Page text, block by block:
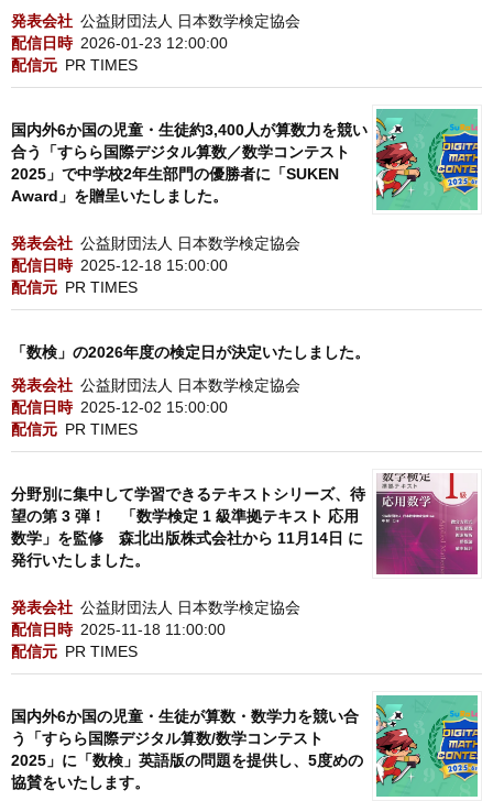
発表会社 公益財団法人 日本数学検定協会
配信日時 2026-01-23 12:00:00
配信元 PR TIMES
国内外6か国の児童・生徒約3,400人が算数力を競い
合う「すらら国際デジタル算数／数学コンテスト
2025」で中学校2年生部門の優勝者に「SUKEN
Award」を贈呈いたしました。
発表会社 公益財団法人 日本数学検定協会
配信日時 2025-12-18 15:00:00
配信元 PR TIMES
「数検」の2026年度の検定日が決定いたしました。
発表会社 公益財団法人 日本数学検定協会
配信日時 2025-12-02 15:00:00
配信元 PR TIMES
分野別に集中して学習できるテキストシリーズ、待
望の第 3 弾！ 「数学検定 1 級準拠テキスト 応用
数学」を監修 森北出版株式会社から 11月14日 に
発行いたしました。
発表会社 公益財団法人 日本数学検定協会
配信日時 2025-11-18 11:00:00
配信元 PR TIMES
国内外6か国の児童・生徒が算数・数学力を競い合
う「すらら国際デジタル算数/数学コンテスト
2025」に「数検」英語版の問題を提供し、5度めの
協賛をいたします。